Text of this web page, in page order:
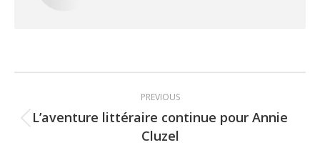
navigation
PREVIOUS
Previous
post:
L’aventure littéraire continue pour Annie
Cluzel